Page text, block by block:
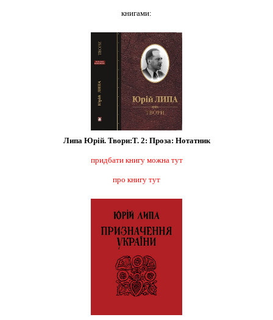
книгами:
Липа Юрій. Твори:Т. 2: Проза: Нотатник
придбати книгу можна тут
про книгу тут